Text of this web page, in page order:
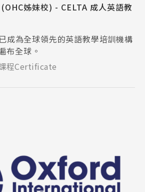
姊妹校) - CELTA 成人英語教
成為全球領先的英語教學培訓機構
布全球。
程Certificate